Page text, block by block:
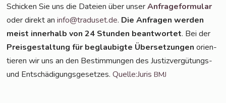
Schi­cken Sie uns die Datei­en über unserAnfra­ge­for­mu­lar
oder direkt aninfo@traduset.de. Die Anfra­gen wer­den
meist inner­halb von 24 Stun­den beant­wor­tet. Bei der
Preis­ge­stal­tung für beglau­big­te Über­set­zun­gen ori­en­
tie­ren wir uns an den Bestim­mun­gen des Jus­tiz­ver­gü­tungs-
und Ent­schä­di­gungs­ge­set­zes.Quelle:JurisBMJ